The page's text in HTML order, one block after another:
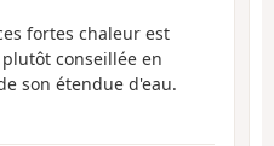
fortes chaleur est
conseillée en
son étendue d'eau.